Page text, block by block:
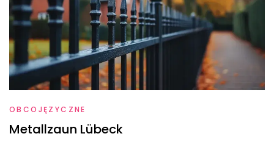
OBCOJĘZYCZNE
Metallzaun Lübeck